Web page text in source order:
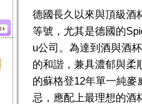
德國長久以來與頂級酒
等號，尤其是德國的
u公司。為達到酒與酒
的和諧，兼具濃郁與柔
的蘇格登12年單一純麥
忌，應配上最理想的酒